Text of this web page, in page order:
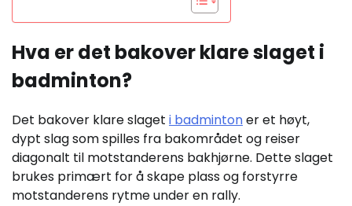
Hva er det bakover klare slaget i
badminton?
Det bakover klare slaget i badmintoner et høyt,
dypt slag som spilles fra bakområdet og reiser
diagonalt til motstanderens bakhjørne. Dette slaget
brukes primært for å skape plass og forstyrre
motstanderens rytme under en rally.